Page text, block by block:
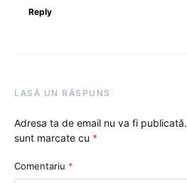
Reply
LASĂ UN RĂSPUNS
Adresa ta de email nu va fi publicată.
sunt marcate cu *
Comentariu *